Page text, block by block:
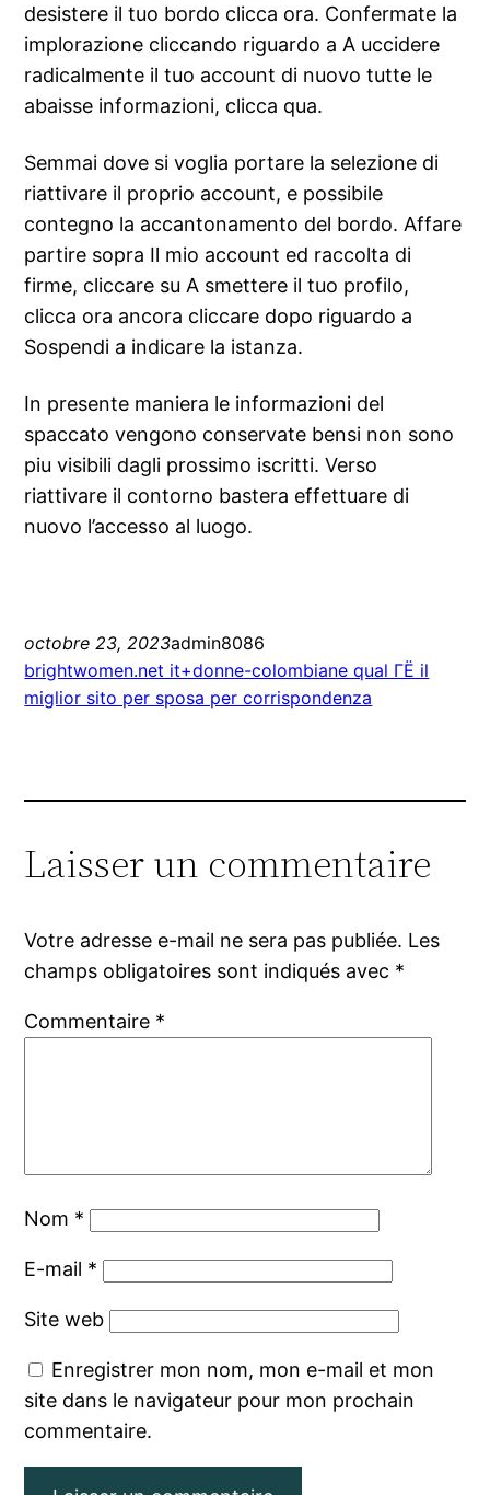
desistere il tuo bordo clicca ora. Confermate la
implorazione cliccando riguardo a A uccidere
radicalmente il tuo account di nuovo tutte le
abaisse informazioni, clicca qua.
Semmai dove si voglia portare la selezione di
riattivare il proprio account, e possibile
contegno la accantonamento del bordo. Affare
partire sopra Il mio account ed raccolta di
firme, cliccare su A smettere il tuo profilo,
clicca ora ancora cliccare dopo riguardo a
Sospendi a indicare la istanza.
In presente maniera le informazioni del
spaccato vengono conservate bensi non sono
piu visibili dagli prossimo iscritti. Verso
riattivare il contorno bastera effettuare di
nuovo l’accesso al luogo.
octobre 23, 2023admin8086
brightwomen.net it+donne-colombiane qual ГЁ il
miglior sito per sposa per corrispondenza
Laisser un commentaire
Votre adresse e-mail ne sera pas publiée. Les
champs obligatoires sont indiqués avec *
Commentaire *
Nom *
E-mail *
Site web
Enregistrer mon nom, mon e-mail et mon
site dans le navigateur pour mon prochain
commentaire.